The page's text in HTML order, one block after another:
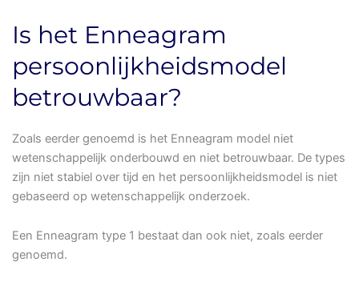
Is het Enneagram
persoonlijkheidsmodel
betrouwbaar?
Zoals eerder genoemd is het Enneagram model niet
wetenschappelijk onderbouwd en niet betrouwbaar. De types
zijn niet stabiel over tijd en het persoonlijkheidsmodel is niet
gebaseerd op wetenschappelijk onderzoek.
Een Enneagram type 1 bestaat dan ook niet, zoals eerder
genoemd.